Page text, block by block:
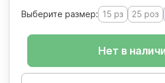
Выберите размер: 15 рз 25 роз
Нет в